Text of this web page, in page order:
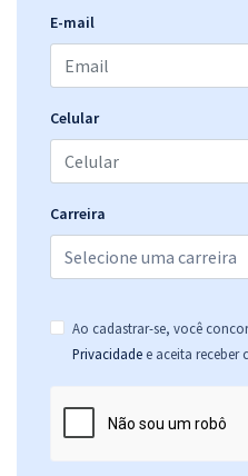
E-mail
Celular
Carreira
Ao cadastrar-se, você
Privacidade e aceita receber